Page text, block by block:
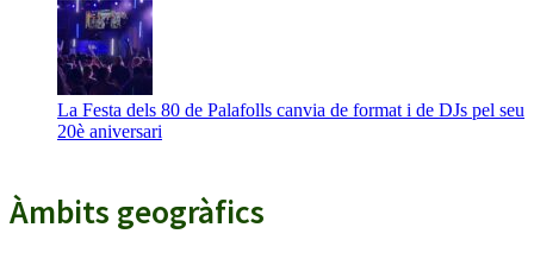
La Festa dels 80 de Palafolls canvia de format i de DJs pel seu
20è aniversari
Àmbits geogràfics